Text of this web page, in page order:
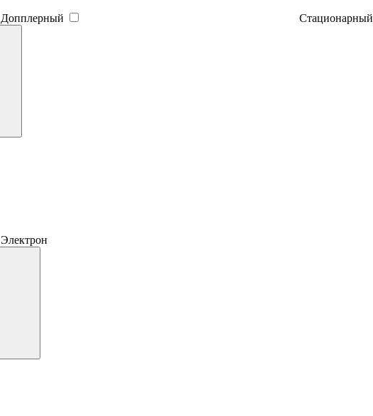
Допплерный Стационарный
Электрон